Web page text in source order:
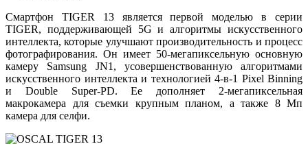
Смартфон TIGER 13 является первой моделью в серии
TIGER, поддерживающей 5G и алгоритмы искусственного
интеллекта, которые улучшают производительность и процесс
фотографирования. Он имеет 50-мегапиксельную основную
камеру Samsung JN1, усовершенствованную алгоритмами
искусственного интеллекта и технологией 4-в-1 Pixel Binning
и Double Super-PD. Ее дополняет 2-мегапиксельная
макрокамера для съемки крупным планом, а также 8 Мп
камера для селфи.